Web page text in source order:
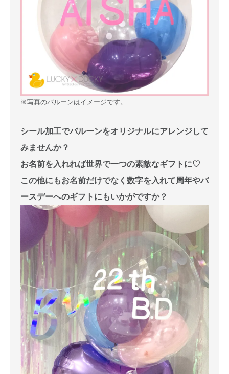
※写真のバルーンはイメージです。
シール加工でバルーンをオリジナルにアレンジして
みませんか？
お名前を入れれば世界で一つの素敵なギフトに♡
この他にもお名前だけでなく数字を入れて周年やバ
ースデーへのギフトにもいかがですか？